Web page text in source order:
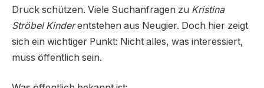
Druck schützen. Viele Suchanfragen zu Kristina
Ströbel Kinderentstehen aus Neugier. Doch hier zeigt
sich ein wichtiger Punkt: Nicht alles, was interessiert,
muss öffentlich sein.